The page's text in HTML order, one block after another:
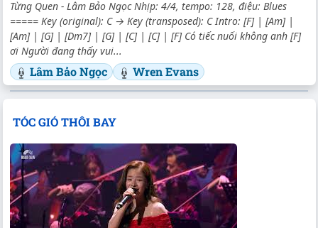
Từng Quen - Lâm Bảo Ngọc Nhịp: 4/4, tempo: 128, điệu: Blues
===== Key (original): C → Key (transposed): C Intro: [F] | [Am] |
[Am] | [G] | [Dm7] | [G] | [C] | [C] | [F] Có tiếc nuối không anh [F]
ơi Người đang thấy vui...
Lâm Bảo Ngọc Wren Evans
TÓC GIÓ THÔI BAY